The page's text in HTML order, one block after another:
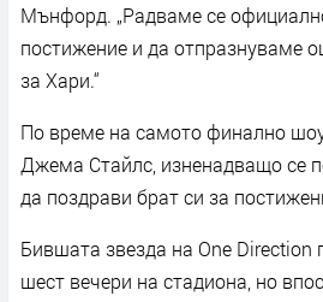
Мънфорд. „Радваме се
постижение и да отпразнуваме
за Хари.“
По време на самото финално
Джема Стайлс, изненадващо се
да поздрави брат си за
Бившата звезда на One Direction
шест вечери на стадиона, но